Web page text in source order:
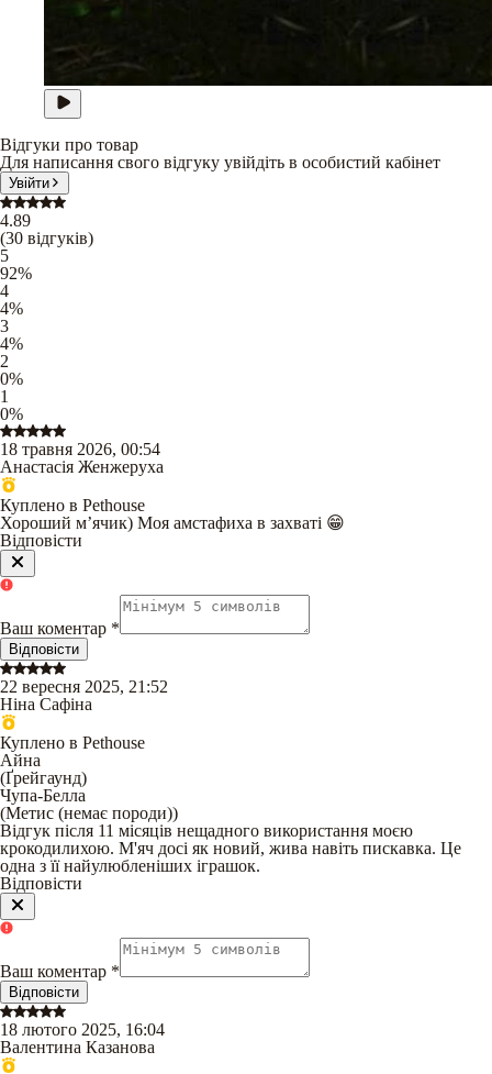
Відгуки про товар
Для написання свого відгуку увійдіть в особистий кабінет
Увійти
4.89
(30 відгуків)
5
92%
4
4%
3
4%
2
0%
1
0%
18 травня 2026, 00:54
Анастасія Женжеруха
Куплено в Pethouse
Хороший мʼячик) Моя амстафиха в захваті 😁
Відповісти
Ваш коментар *
Відповісти
22 вересня 2025, 21:52
Ніна Сафіна
Куплено в Pethouse
Айна
(Ґрейгаунд)
Чупа-Белла
(Метис (немає породи))
Відгук після 11 місяців нещадного використання моєю
крокодилихою. М'яч досі як новий, жива навіть пискавка. Це
одна з її найулюбленіших іграшок.
Відповісти
Ваш коментар *
Відповісти
18 лютого 2025, 16:04
Валентина Казанова